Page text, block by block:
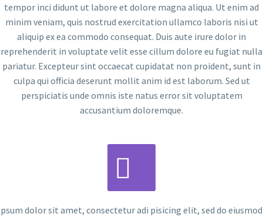
tempor inci didunt ut labore et dolore magna aliqua. Ut enim ad
minim veniam, quis nostrud exercitation ullamco laboris nisi ut
aliquip ex ea commodo consequat. Duis aute irure dolor in
reprehenderit in voluptate velit esse cillum dolore eu fugiat nulla
pariatur. Excepteur sint occaecat cupidatat non proident, sunt in
culpa qui officia deserunt mollit anim id est laborum. Sed ut
perspiciatis unde omnis iste natus error sit voluptatem
accusantium doloremque.


psum dolor sit amet, consectetur adi pisicing elit, sed do eiusmod